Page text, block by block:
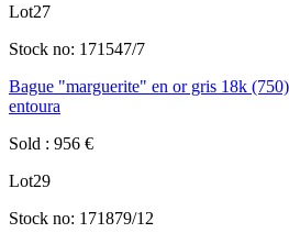
Lot27
Stock no: 171547/7
Bague "marguerite" en or gris 18k
entoura
Sold : 956 €
Lot29
Stock no: 171879/12